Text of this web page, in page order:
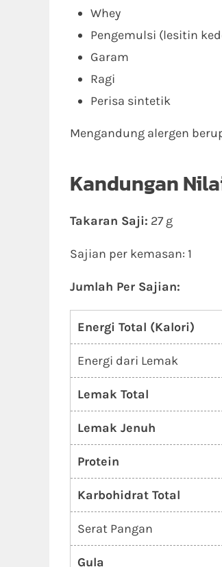
Whey
Pengemulsi (lesitin
Garam
Ragi
Perisa sintetik
Mengandung alergen
Kandungan
Takaran Saji: 27 g
Sajian per kemasan: 1
Jumlah Per Sajian:
Energi Total (Kalori)
Energi dari Lemak
Lemak Total
Lemak Jenuh
Protein
Karbohidrat Total
Serat Pangan
Gula